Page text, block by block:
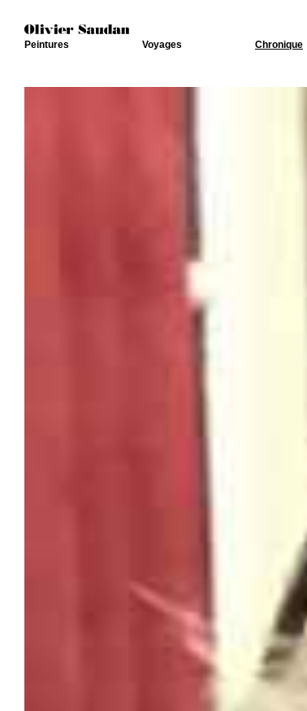
Peintures Voyages Chronique